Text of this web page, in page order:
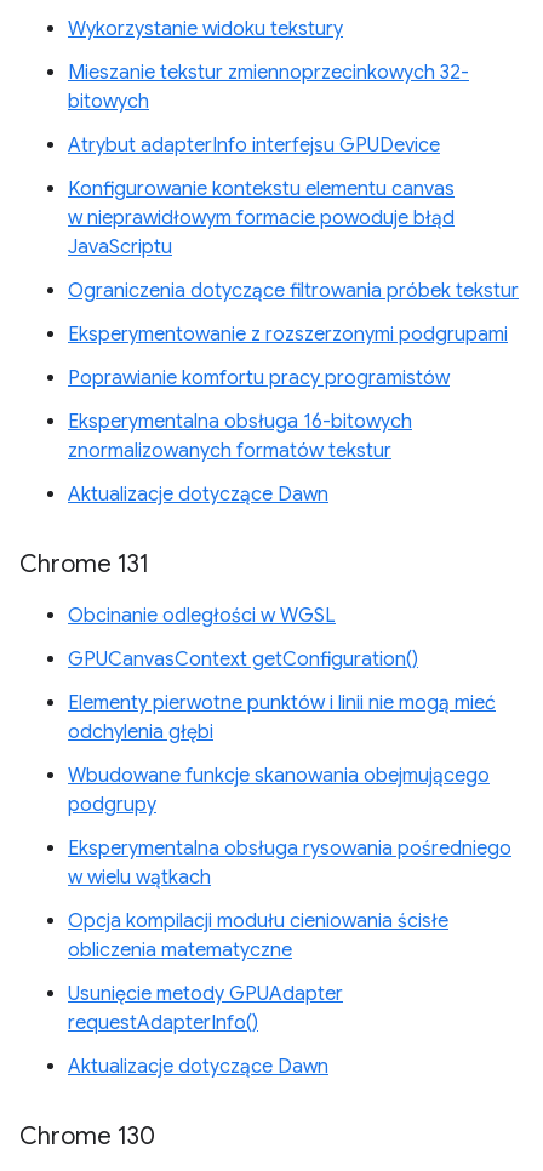
Wykorzystanie widoku tekstury
Mieszanie tekstur zmiennoprzecinkowych 32-
bitowych
Atrybut adapterInfo interfejsu GPUDevice
Konfigurowanie kontekstu elementu canvas
w nieprawidłowym formacie powoduje błąd
JavaScriptu
Ograniczenia dotyczące filtrowania próbek tekstur
Eksperymentowanie z rozszerzonymi podgrupami
Poprawianie komfortu pracy programistów
Eksperymentalna obsługa 16-bitowych
znormalizowanych formatów tekstur
Aktualizacje dotyczące Dawn
Chrome 131
Obcinanie odległości w WGSL
GPUCanvasContext getConfiguration()
Elementy pierwotne punktów i linii nie mogą mieć
odchylenia głębi
Wbudowane funkcje skanowania obejmującego
podgrupy
Eksperymentalna obsługa rysowania pośredniego
w wielu wątkach
Opcja kompilacji modułu cieniowania ścisłe
obliczenia matematyczne
Usunięcie metody GPUAdapter
requestAdapterInfo()
Aktualizacje dotyczące Dawn
Chrome 130